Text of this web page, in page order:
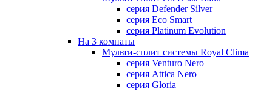
серия Defender Silver
серия Eco Smart
серия Platinum Evolution
На 3 комнаты
Мульти-сплит системы Royal Clima
серия Venturo Nero
серия Attica Nero
серия Gloria